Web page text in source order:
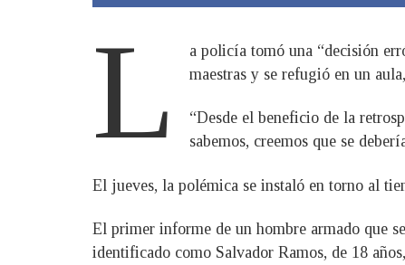
L
a policía tomó una “decisión
maestras y se refugió en un
“Desde el beneficio de la
sabemos, creemos que se
El jueves, la polémica se instaló en torno al
El primer informe de un hombre armado que
identificado como Salvador Ramos, de 18